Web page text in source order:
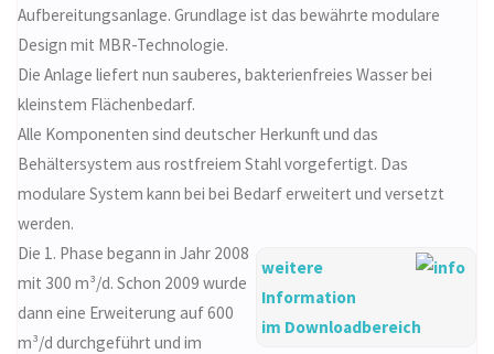
Aufbereitungsanlage. Grundlage ist das bewährte modulare
Design mit MBR-Technologie.
Die Anlage liefert nun sauberes, bakterienfreies Wasser bei
kleinstem Flächenbedarf.
Alle Komponenten sind deutscher Herkunft und das
Behältersystem aus rostfreiem Stahl vorgefertigt. Das
modulare System kann bei bei Bedarf erweitert und versetzt
werden.
weitere
Information
im Downloadbereich
Die 1. Phase begann in Jahr 2008
mit 300 m³/d. Schon 2009 wurde
dann eine Erweiterung auf 600
m³/d durchgeführt und im